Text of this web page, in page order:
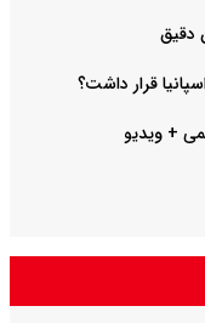
دقیق
قرار داشت؟